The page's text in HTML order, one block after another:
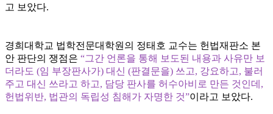
고 보았다.
경희대학교 법학전문대학원의 정태호 교수는 헌법재판소 본
안 판단의 쟁점은 “그간 언론을 통해 보도된 내용과 사유만 보
더라도 (임 부장판사가) 대신 (판결문을) 쓰고, 강요하고, 불러
주고 대신 쓰라고 하고, 담당 판사를 허수아비로 만든 것인데,
헌법위반, 법관의 독립성 침해가 자명한 것”이라고 보았다.